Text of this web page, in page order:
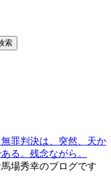
罪判決は、突然、天か
る。残念ながら。